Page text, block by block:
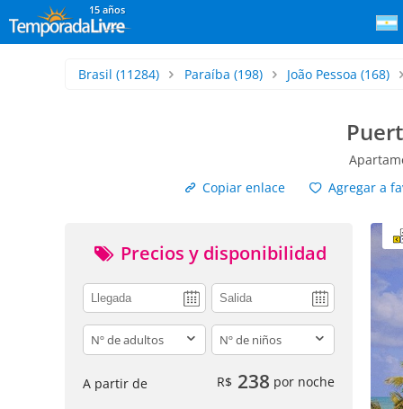
15 años
Brasil (11284) Paraíba (198) João Pessoa (168)
Copiar enlace
Agregar a
Precios y disponibilidad
adults children
A partir de R$ 238 por noche